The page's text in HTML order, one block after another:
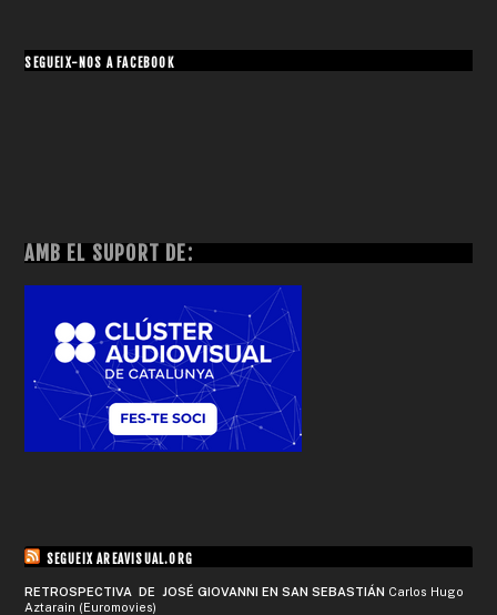
SEGUEIX-NOS A FACEBOOK
AMB EL SUPORT DE:
SEGUEIX AREAVISUAL.ORG
RETROSPECTIVA DE JOSÉ GIOVANNI EN SAN SEBASTIÁN Carlos Hugo
Aztarain (Euromovies)